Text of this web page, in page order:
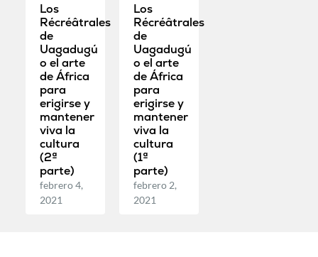
Los
Récréâtrales
de
Uagadugú
o el arte
de África
para
erigirse y
mantener
viva la
cultura
(2ª
parte)
febrero 4,
2021
Los
Récréâtrales
de
Uagadugú
o el arte
de África
para
erigirse y
mantener
viva la
cultura
(1ª
parte)
febrero 2,
2021